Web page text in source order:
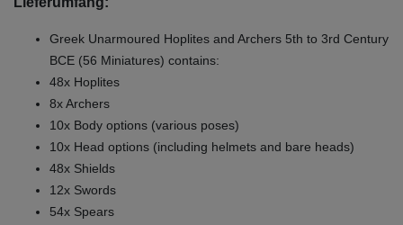
Greek Unarmoured Hoplites and Archers 5th to 3rd Century
BCE (56 Miniatures) contains:
48x Hoplites
8x Archers
10x Body options (various poses)
10x Head options (including helmets and bare heads)
48x Shields
12x Swords
54x Spears